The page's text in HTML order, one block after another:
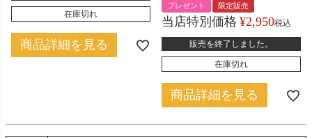
在庫切れ
商品詳細を見る
プレゼント 限定販売
当店特別価格 ¥2,950税込
販売を終了しました。
在庫切れ
商品詳細を見る